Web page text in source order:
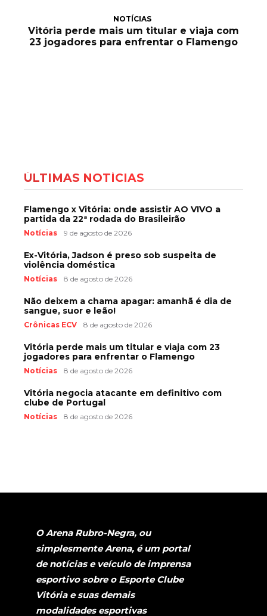
NOTÍCIAS
Vitória perde mais um titular e viaja com
23 jogadores para enfrentar o Flamengo
ÚLTIMAS NOTÍCIAS
Flamengo x Vitória: onde assistir AO VIVO a
partida da 22ª rodada do Brasileirão
Notícias 9 de agosto de 2026
Ex-Vitória, Jadson é preso sob suspeita de
violência doméstica
Notícias 8 de agosto de 2026
Não deixem a chama apagar: amanhã é dia de
sangue, suor e leão!
Crônicas ECV 8 de agosto de 2026
Vitória perde mais um titular e viaja com 23
jogadores para enfrentar o Flamengo
Notícias 8 de agosto de 2026
Vitória negocia atacante em definitivo com
clube de Portugal
Notícias 8 de agosto de 2026
O Arena Rubro-Negra, ou
simplesmente Arena, é um portal
de notícias e veículo de imprensa
esportivo sobre o Esporte Clube
Vitória e suas demais
modalidades esportivas